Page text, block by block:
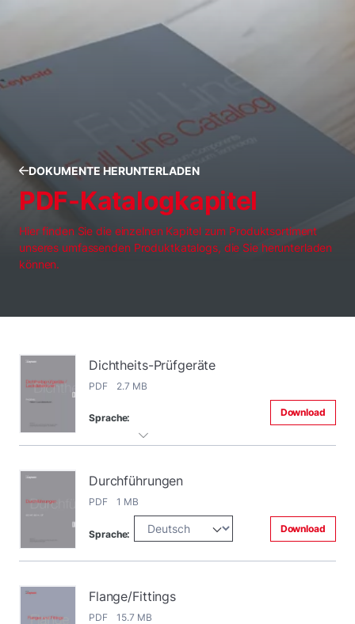
DOKUMENTE HERUNTERLADEN
PDF-Katalogkapitel
Hier finden Sie die einzelnen Kapitel zum Produktsortiment
unseres umfassenden Produktkatalogs, die Sie herunterladen
können.
Dichtheits-Prüfgeräte
PDF 2.7 MB
Sprache: Download
Durchführungen
PDF 1 MB
Sprache: Download
Flange/Fittings
PDF 15.7 MB